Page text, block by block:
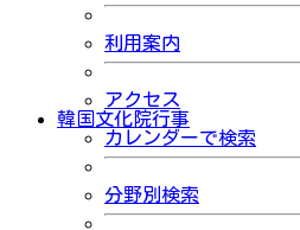
利用案内
アクセス
韓国文化院行事
カレンダーで検索
分野別検索